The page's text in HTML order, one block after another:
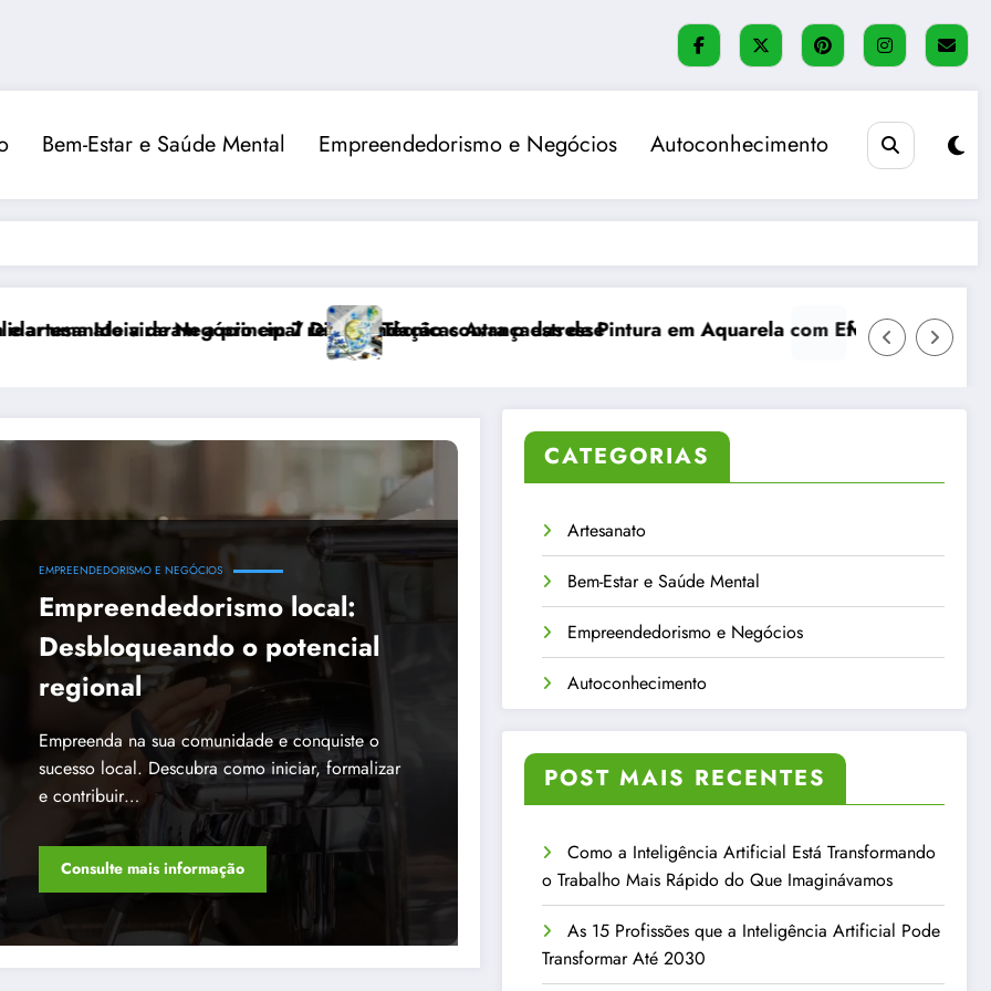
Bem-Estar e Saúde Mental Empreendedorismo e Negócios Autoconhecimento
recomendação contra o estresse
em 7 Dias Técnicas Avançadas de Pintura em Aquarela com Efeitos RealistasMétodo Bullet Journal: organização,
EMPREENDEDORISMO E NEGÓCIOS
Empreendedorismo local:
Desbloqueando o potencial
regional
Empreenda na sua comunidade e conquiste o
sucesso local. Descubra como iniciar, formalizar
e contribuir…
Consulte mais informação
CATEGORIAS
Artesanato
Bem-Estar e Saúde Mental
Empreendedorismo e Negócios
Autoconhecimento
POST MAIS RECENTES
Como a Inteligência Artificial Está Transformando
o Trabalho Mais Rápido do Que Imaginávamos
As 15 Profissões que a Inteligência Artificial Pode
Transformar Até 2030